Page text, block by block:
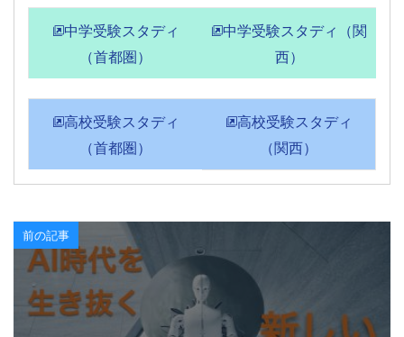
中学受験スタディ
（首都圏）
中学受験スタディ（関
西）
高校受験スタディ
（首都圏）
高校受験スタディ
（関西）
前の記事